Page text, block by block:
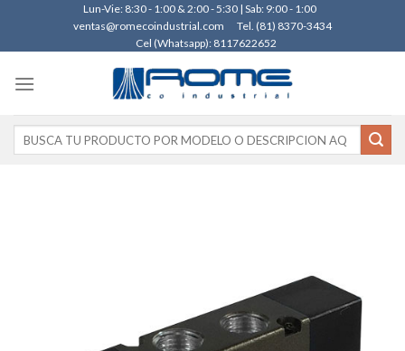
content
Lun-Vie: 8:30 - 1:00 & 2:00 - 5:30 | Sab: 9:00 - 1:00
ventas@romecoindustrial.com
Tel. (81) 8370-3434
Cel (Whatsapp): 8117622652